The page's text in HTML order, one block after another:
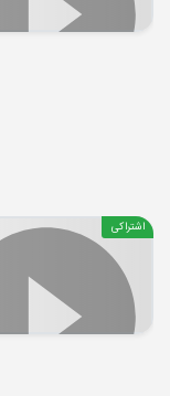
اشتراکی